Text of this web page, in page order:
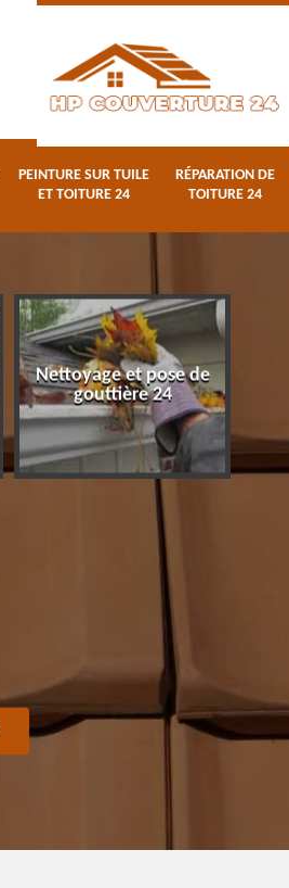
PEINTURE SUR TUILE
ET TOITURE 24
RÉPARATION DE
TOITURE 24
Nettoyage et pose de
gouttière 24